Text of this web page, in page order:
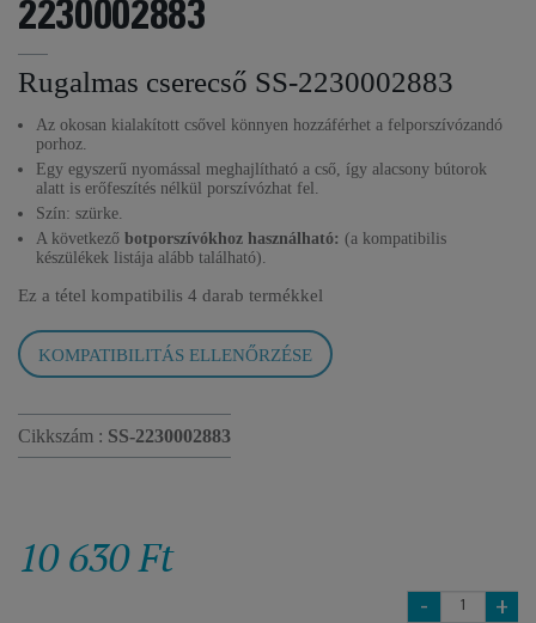
2230002883
Rugalmas cserecső SS-2230002883
Az okosan kialakított csővel könnyen hozzáférhet a felporszívózandó
porhoz.
Egy egyszerű nyomással meghajlítható a cső, így alacsony bútorok
alatt is erőfeszítés nélkül porszívózhat fel.
Szín: szürke.
A következő botporszívókhoz használható: (a kompatibilis
készülékek listája alább található).
Ez a tétel kompatibilis 4 darab termékkel
KOMPATIBILITÁS ELLENŐRZÉSE
Cikkszám : SS-2230002883
10 630 Ft
- +